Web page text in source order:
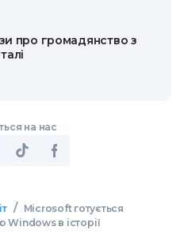
про громадянство з
на нас
/
Microsoft готується
в історії